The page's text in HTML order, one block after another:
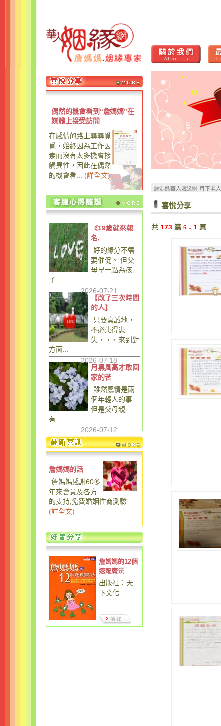
偶然的機會看到“詹媽媽”在
媒體上接受訪問
在感情的路上尋尋覓
覓，始終因為工作因
素而沒有太多機會接
觸異性，因此在偶然
的機會看...
(詳全文)
《19歲就來報
名,
好的緣分不需
要催促。 但父
母早一點為孩
子...
2026-07-21
【改了三次時間
的人】
只要真誠地，
不必患得患
失，，，來到對
方面...
2026-07-18
月黑風高才敢回
家的苦
雖然感情是兩
個年輕人的事
但是父母親
有...
2026-07-12
詹媽媽的話
詹媽媽感謝60多
年來會員及各方
的支持,免費婚姻性商測驗
(詳全文)
詹媽媽的12個
速配魔法
出版社：天
下文化
詹媽媽華人姻緣網-月下老
喜悅分享
共 173 篇 6 - 1 頁